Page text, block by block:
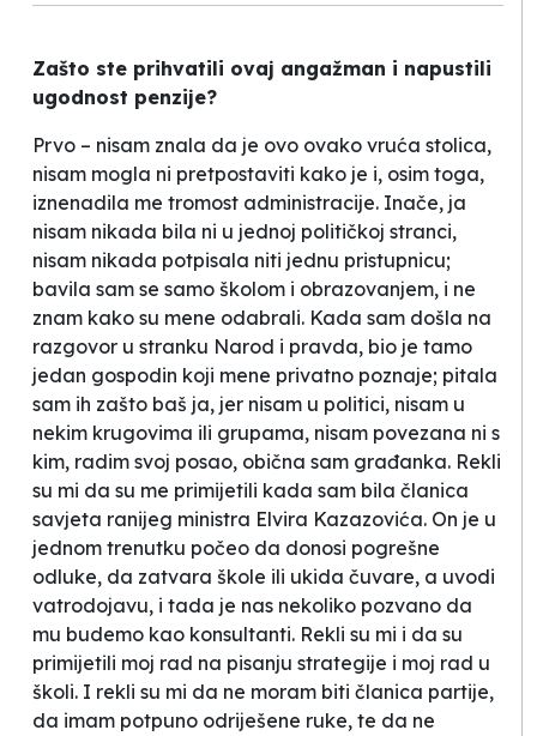
Zašto ste prihvatili ovaj angažman i napustili
ugodnost penzije?
Prvo – nisam znala da je ovo ovako vruća stolica,
nisam mogla ni pretpostaviti kako je i, osim toga,
iznenadila me tromost administracije. Inače, ja
nisam nikada bila ni u jednoj političkoj stranci,
nisam nikada potpisala niti jednu pristupnicu;
bavila sam se samo školom i obrazovanjem, i ne
znam kako su mene odabrali. Kada sam došla na
razgovor u stranku Narod i pravda, bio je tamo
jedan gospodin koji mene privatno poznaje; pitala
sam ih zašto baš ja, jer nisam u politici, nisam u
nekim krugovima ili grupama, nisam povezana ni s
kim, radim svoj posao, obična sam građanka. Rekli
su mi da su me primijetili kada sam bila članica
savjeta ranijeg ministra Elvira Kazazovića. On je u
jednom trenutku počeo da donosi pogrešne
odluke, da zatvara škole ili ukida čuvare, a uvodi
vatrodojavu, i tada je nas nekoliko pozvano da
mu budemo kao konsultanti. Rekli su mi i da su
primijetili moj rad na pisanju strategije i moj rad u
školi. I rekli su mi da ne moram biti članica partije,
da imam potpuno odriješene ruke, te da ne